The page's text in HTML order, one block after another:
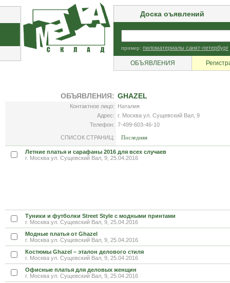
Доска оъявлений
пример: пиломатериалы санкт-петербург
ОБЪЯВЛЕНИЯ
ОБЪЯВЛЕНИЯ: GHAZEL
Контактное лицо:
Наталия
Адрес: г. Москва ул. Сущевский Вал, 9
Телефон: 7-499-603-46-10
СПИСОК СТРАНИЦ: Последняя
Летние платья и сарафаны 2016 для всех случаев
г. Москва ул. Сущевский Вал, 9, 25.04.2016
Туники и футболки Street Style с модными принтами
г. Москва ул. Сущевский Вал, 9, 25.04.2016
Модные платья от Ghazel
г. Москва ул. Сущевский Вал, 9, 25.04.2016
Костюмы Ghazel – эталон делового стиля
г. Москва ул. Сущевский Вал, 9, 25.04.2016
Офисные платья для деловых женщин
г. Москва ул. Сущевский Вал, 9, 25.04.2016